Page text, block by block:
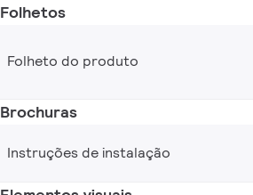
Folhetos
Folheto do produto
Brochuras
Instruções de instalação